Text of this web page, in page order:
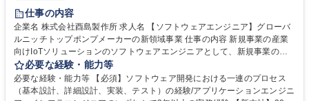
仕事の内容
企業名 株式会社酉島製作所 求人名 【ソフトウェアエンジニア】グローバ
ルニッチトップポンプメーカーの新領域事業 仕事の内容 新規事業の産業
向けIoTソリューションのソフトウェアエンジニアとして、新規事業の産
業向けIoTソリューションのソフトウェア開発・コードレビューやテスト
を通じた品質管理をお任せいたします。 募集職種 【ソフトウェアエンジ
ニア】グローバルニッチトップポンプメーカーの新領域事業
必要な経験・能力等
必要な経験・能力等 【必須】ソフトウェア開発における一連のプロセス
（基本設計、詳細設計、実装、テスト）の経験/アプリケーションエンジニ